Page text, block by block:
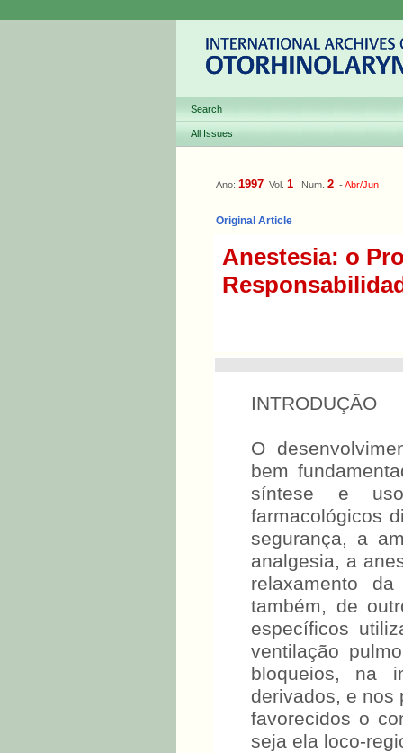
Search
All Issues
Ano: 1997 Vol. 1 Num. 2 -Abr/Jun
Original Article
Anestesia: o
INTRODUÇÃO
O
bem
síntese e
farmacológicos
segurança, a
analgesia, a
relaxamento
também, de
específicos
ventilação
bloqueios, na
derivados, e nos
favorecidos o
seja ela loco-